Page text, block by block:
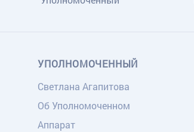
УПОЛНОМОЧЕННЫЙ
Светлана Агапитова
Об Уполномоченном
Аппарат